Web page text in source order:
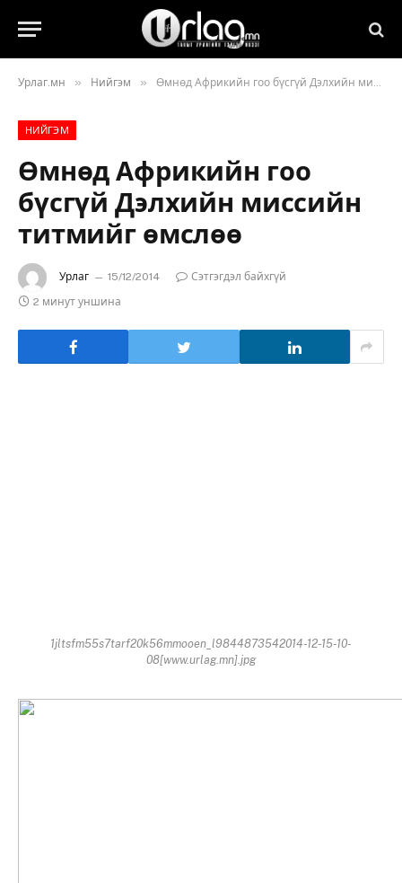
Урлаг.мн » Нийгэм » Өмнөд Африкийн гоо бүсгүй Дэлхийн миссийн титмийг өмслөө
НИЙГЭМ
Өмнөд Африкийн гоо
бүсгүй Дэлхийн миссийн
титмийг өмслөө
Урлаг 15/12/2014
Сэтгэгдэл байхгүй
2 минут уншина
1jltsfm55s7tarf20k56mmooen_l9844873542014-12-15-10-
08[www.urlag.mn].jpg